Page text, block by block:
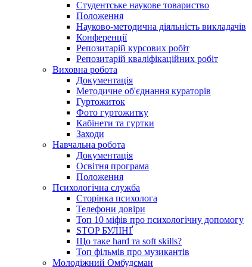
Студентське наукове товариство
Положення
Науково-методична діяльність викладачів
Конференції
Репозитарій курсових робіт
Репозитарій кваліфікаційних робіт
Виховна робота
Документація
Методичне об'єднання кураторів
Гуртожиток
Фото гуртожитку
Кабінети та гуртки
Заходи
Навчальна робота
Документація
Освітня програма
Положення
Психологічна служба
Сторінка психолога
Телефони довіри
Топ 10 міфів про психологічну допомогу
STOP БУЛІНҐ
Що таке hard та soft skills?
Топ фільмів про музикантів
Молодіжний Омбудсман